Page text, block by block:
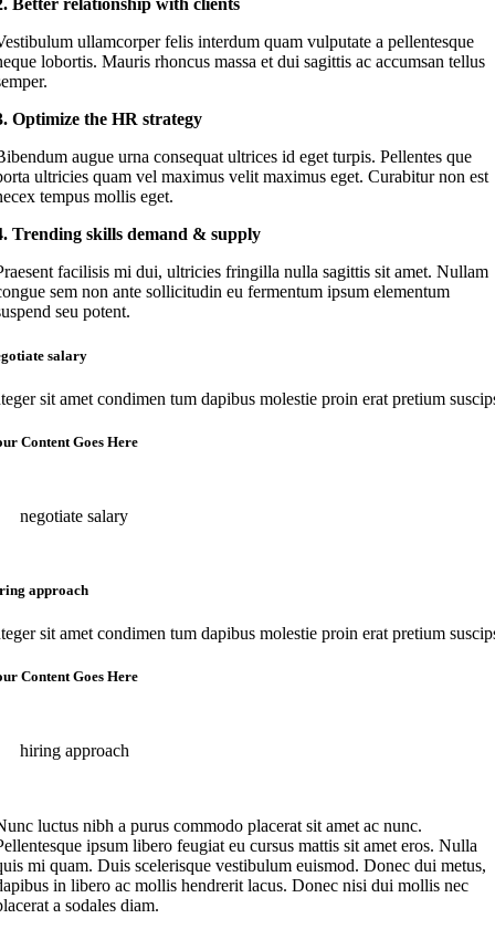
Better relationship with clients
ullamcorper felis interdum quam vulputate a pellentesque
lobortis. Mauris rhoncus massa et dui sagittis ac accumsan tellus
Optimize the HR strategy
augue urna consequat ultrices id eget turpis. Pellentes que
ultricies quam vel maximus velit maximus eget. Curabitur non est
tempus mollis eget.
Trending skills demand & supply
facilisis mi dui, ultricies fringilla nulla sagittis sit amet. Nullam
sem non ante sollicitudin eu fermentum ipsum elementum
seu potent.
salary
sit amet condimen tum dapibus molestie proin erat pretium
Content Goes Here
negotiate salary
approach
sit amet condimen tum dapibus molestie proin erat pretium
Content Goes Here
hiring approach
luctus nibh a purus commodo placerat sit amet ac nunc.
ipsum libero feugiat eu cursus mattis sit amet eros. Nulla
mi quam. Duis scelerisque vestibulum euismod. Donec dui metus,
in libero ac mollis hendrerit lacus. Donec nisi dui mollis nec
a sodales diam.